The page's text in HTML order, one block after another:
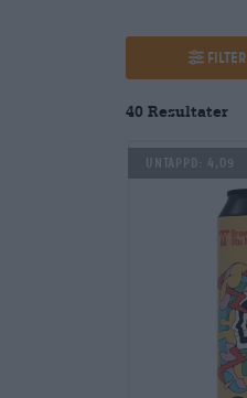
Filter
40 Resultater
Untappd: 4,09